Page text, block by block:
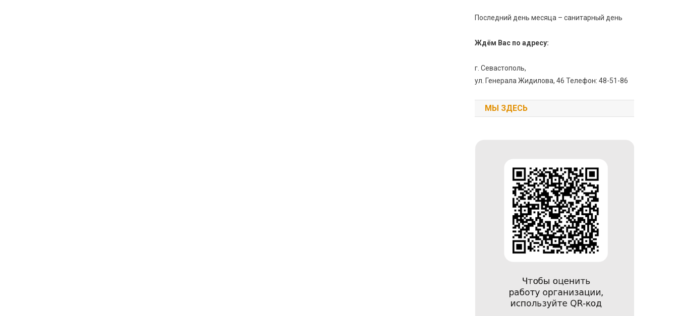
Последний день месяца – санитарный день
Ждём Вас по адресу:
г. Севастополь,
ул. Генерала Жидилова, 46 Телефон: 48-51-86
МЫ ЗДЕСЬ